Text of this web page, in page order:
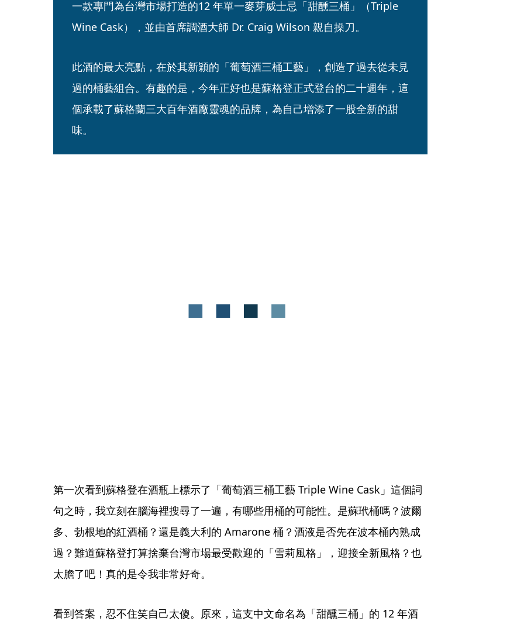
一款專門為台灣市場打造的12 年單一麥芽威士忌「甜醺三桶」（Triple
Wine Cask），並由首席調酒大師 Dr. Craig Wilson 親自操刀。
此酒的最大亮點，在於其新穎的「葡萄酒三桶工藝」，創造了過去從未見
過的桶藝組合。有趣的是，今年正好也是蘇格登正式登台的二十週年，這
個承載了蘇格蘭三大百年酒廠靈魂的品牌，為自己增添了一股全新的甜
味。
第一次看到蘇格登在酒瓶上標示了「葡萄酒三桶工藝 Triple Wine Cask」這個詞
句之時，我立刻在腦海裡搜尋了一遍，有哪些用桶的可能性。是蘇玳桶嗎？波爾
多、勃根地的紅酒桶？還是義大利的 Amarone 桶？酒液是否先在波本桶內熟成
過？難道蘇格登打算捨棄台灣市場最受歡迎的「雪莉風格」，迎接全新風格？也
太膽了吧！真的是令我非常好奇。
看到答案，忍不住笑自己太傻。原來，這支中文命名為「甜醺三桶」的 12 年酒